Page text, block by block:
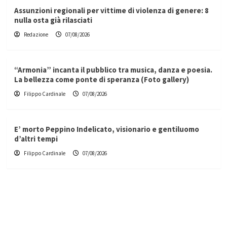
Assunzioni regionali per vittime di violenza di genere: 8
nulla osta già rilasciati
Redazione 07/08/2026
“Armonia” incanta il pubblico tra musica, danza e poesia.
La bellezza come ponte di speranza (Foto gallery)
Filippo Cardinale 07/08/2026
E’ morto Peppino Indelicato, visionario e gentiluomo
d’altri tempi
Filippo Cardinale 07/08/2026